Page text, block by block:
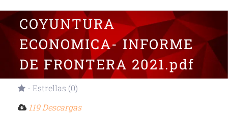
COYUNTURA
ECONOMICA- INFORME
DE FRONTERA 2021.pdf
- Estrellas (0)
119 Descargas